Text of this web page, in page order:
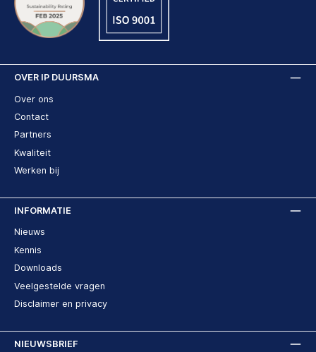
OVER IP DUURSMA
Over ons
Contact
Partners
Kwaliteit
Werken bij
INFORMATIE
Nieuws
Kennis
Downloads
Veelgestelde vragen
Disclaimer en privacy
NIEUWSBRIEF